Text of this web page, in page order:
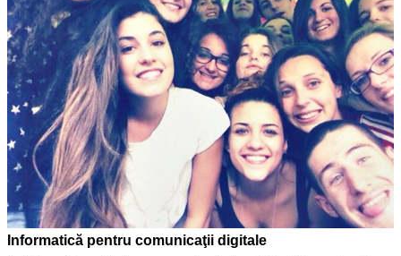
Informatică pentru comunicaţii digitale